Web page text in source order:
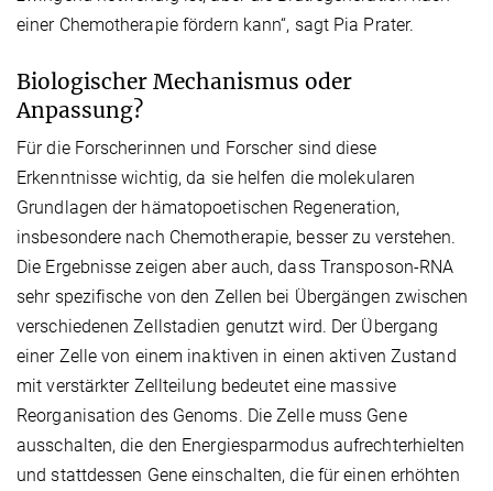
einer Chemotherapie fördern kann“, sagt Pia Prater.
Biologischer Mechanismus oder
Anpassung?
Für die Forscherinnen und Forscher sind diese
Erkenntnisse wichtig, da sie helfen die molekularen
Grundlagen der hämatopoetischen Regeneration,
insbesondere nach Chemotherapie, besser zu verstehen.
Die Ergebnisse zeigen aber auch, dass Transposon-RNA
sehr spezifische von den Zellen bei Übergängen zwischen
verschiedenen Zellstadien genutzt wird. Der Übergang
einer Zelle von einem inaktiven in einen aktiven Zustand
mit verstärkter Zellteilung bedeutet eine massive
Reorganisation des Genoms. Die Zelle muss Gene
ausschalten, die den Energiesparmodus aufrechterhielten
und stattdessen Gene einschalten, die für einen erhöhten